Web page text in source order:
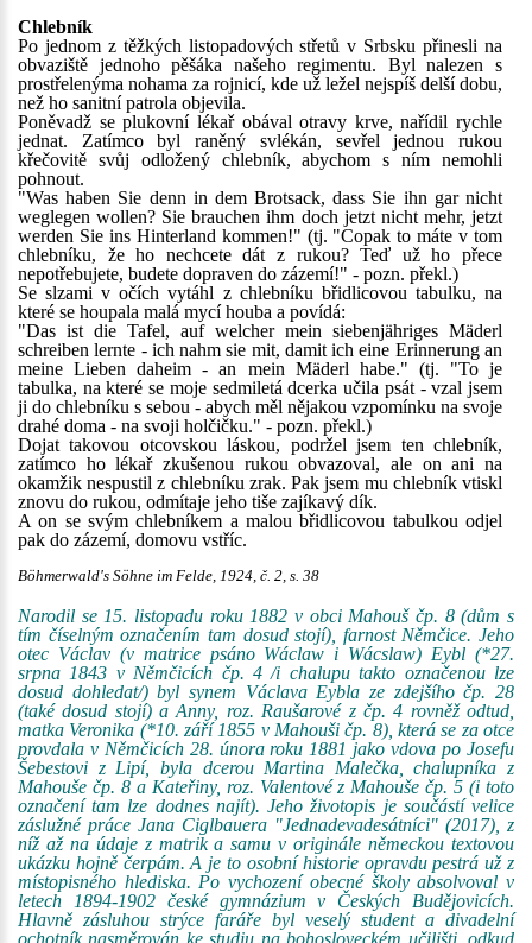
Chlebník
Po jednom z těžkých listopadových střetů v Srbsku přinesli na
obvaziště jednoho pěšáka našeho regimentu. Byl nalezen s
prostřelenýma nohama za rojnicí, kde už ležel nejspíš delší dobu,
než ho sanitní patrola objevila.
Poněvadž se plukovní lékař obával otravy krve, nařídil rychle
jednat. Zatímco byl raněný svlékán, sevřel jednou rukou
křečovitě svůj odložený chlebník, abychom s ním nemohli
pohnout.
"Was haben Sie denn in dem Brotsack, dass Sie ihn gar nicht
weglegen wollen? Sie brauchen ihm doch jetzt nicht mehr, jetzt
werden Sie ins Hinterland kommen!" (tj. "Copak to máte v tom
chlebníku, že ho nechcete dát z rukou? Teď už ho přece
nepotřebujete, budete dopraven do zázemí!" - pozn. překl.)
Se slzami v očích vytáhl z chlebníku břidlicovou tabulku, na
které se houpala malá mycí houba a povídá:
"Das ist die Tafel, auf welcher mein siebenjähriges Mäderl
schreiben lernte - ich nahm sie mit, damit ich eine Erinnerung an
meine Lieben daheim - an mein Mäderl habe." (tj. "To je
tabulka, na které se moje sedmiletá dcerka učila psát - vzal jsem
ji do chlebníku s sebou - abych měl nějakou vzpomínku na svoje
drahé doma - na svoji holčičku." - pozn. překl.)
Dojat takovou otcovskou láskou, podržel jsem ten chlebník,
zatímco ho lékař zkušenou rukou obvazoval, ale on ani na
okamžik nespustil z chlebníku zrak. Pak jsem mu chlebník vtiskl
znovu do rukou, odmítaje jeho tiše zajíkavý dík.
A on se svým chlebníkem a malou břidlicovou tabulkou odjel
pak do zázemí, domovu vstříc.
Böhmerwald's Söhne im Felde, 1924, č. 2, s. 38
Narodil se 15. listopadu roku 1882 v obci Mahouš čp. 8 (dům s
tím číselným označením tam dosud stojí), farnost Němčice. Jeho
otec Václav (v matrice psáno Wáclaw i Wácslaw) Eybl (*27.
srpna 1843 v Němčicích čp. 4 /i chalupu takto označenou lze
dosud dohledat/) byl synem Václava Eybla ze zdejšího čp. 28
(také dosud stojí) a Anny, roz. Raušarové z čp. 4 rovněž odtud,
matka Veronika (*10. září 1855 v Mahouši čp. 8), která se za otce
provdala v Němčicích 28. února roku 1881 jako vdova po Josefu
Šebestovi z Lipí, byla dcerou Martina Malečka, chalupníka z
Mahouše čp. 8 a Kateřiny, roz. Valentové z Mahouše čp. 5 (i toto
označení tam lze dodnes najít). Jeho životopis je součástí velice
záslužné práce Jana Ciglbauera "Jednadevadesátníci" (2017), z
níž až na údaje z matrik a samu v originále německou textovou
ukázku hojně čerpám. A je to osobní historie opravdu pestrá už z
místopisného hlediska. Po vychození obecné školy absolvoval v
letech 1894-1902 české gymnázium v Českých Budějovicích.
Hlavně zásluhou strýce faráře byl veselý student a divadelní
ochotník nasměrován ke studiu na bohosloveckém učilišti, odkud